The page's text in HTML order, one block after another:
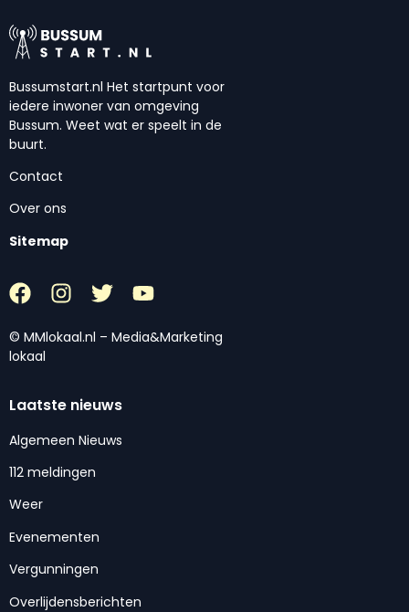
Bussumstart.nl Het startpunt voor
iedere inwoner van omgeving
Bussum. Weet wat er speelt in de
buurt.
Contact
Over ons
Sitemap
© MMlokaal.nl – Media&Marketing
lokaal
Laatste nieuws
Algemeen Nieuws
112 meldingen
Weer
Evenementen
Vergunningen
Overlijdensberichten